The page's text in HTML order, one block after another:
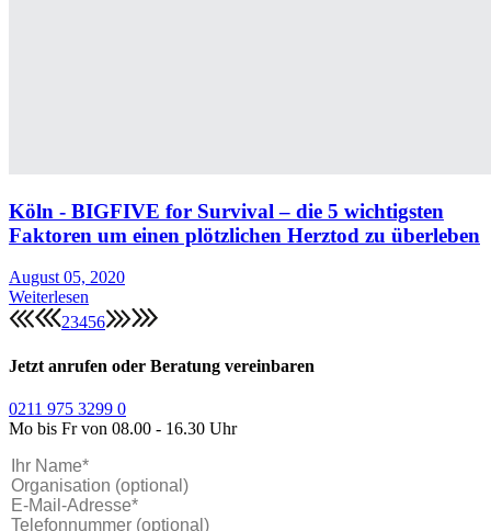
Köln - BIGFIVE for Survival – die 5 wichtigsten
Faktoren um einen plötzlichen Herztod zu überleben
August 05, 2020
Weiterlesen
23456
Jetzt anrufen oder Beratung vereinbaren
0211 975 3299 0
Mo bis Fr von 08.00 - 16.30 Uhr